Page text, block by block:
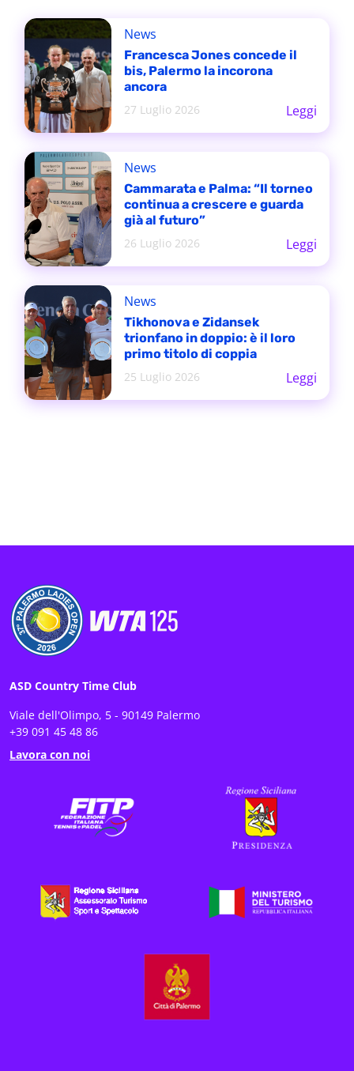
News
Francesca Jones concede il
bis, Palermo la incorona
ancora
27 Luglio 2026
Leggi
News
Cammarata e Palma: “Il torneo
continua a crescere e guarda
già al futuro”
26 Luglio 2026
Leggi
News
Tikhonova e Zidansek
trionfano in doppio: è il loro
primo titolo di coppia
25 Luglio 2026
Leggi
ASD Country Time Club
Viale dell'Olimpo, 5 - 90149 Palermo
+39 091 45 48 86
Lavora con noi